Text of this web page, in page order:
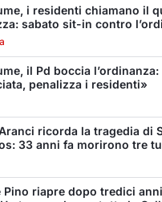
Monte Pino, CISL: «Giornata
ora si acceleri sulla
Palau»
di Monte Pino: la
tra annunci, ditte fallite e
riapre, ma non è una
tre persone»
e oltre un chilo di caviale in